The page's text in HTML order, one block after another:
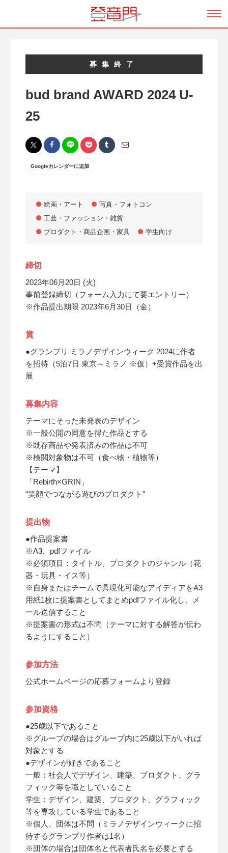
募集終了
bud brand AWARD 2024 U-
25
Googleカレンダーに追加
絵画・アート
写真・フォトコン
工芸・ファッション・雑貨
プロダクト・商品企画・家具
学生向け
締切
2023年06月20日 (火)
事前登録締切（フォーム入力にて要エントリー）
※作品提出期限 2023年6月30日（金）
賞
●グランプリ ミラノデザインウィーク 2024に作者
を招待（5泊7日 東京～ミラノ ※仮）+受賞作品を出
展
募集内容
テーマにそった未発表のデザイン
※一般公開の同意を得た作品とする
※既存商品や発表済みの作品は不可
※検閲対象物は不可（食べ物・植物等）
【テーマ】
「Rebirth×GRIN」
“笑顔でつながる遊びのプロダクト”
提出物
●作品提案書
※A3、pdfファイル
※必須項目：タイトル、プロダクトのジャンル（花
器・玩具・イス等）
※自身またはチームで具現化可能なアイディアをA3
用紙1枚に提案書としてまとめpdfファイル化し、メ
ール送信すること
※提案書の形式は不問（テーマに対する解答が伝わ
るようにすること）
参加方法
公式ホームページの応募フォームより登録
参加資格
●25歳以下であること
※グループの場合はグループ内に25歳以下がいれば
対象とする
●デザインが好きであること
一般：社会人でデザイン、建築、プロダクト、グラ
フィック等を職としていること
学生：デザイン、建築、プロダクト、グラフィック
等を専攻している学生であること
※個人、団体は不問（ミラノデザインウィークに招
待するグランプリ作者は1名）
※団体の場合は団体名と代表者氏名を必要とする